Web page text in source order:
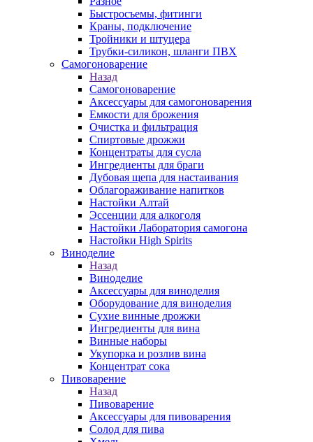
Быстросъемы, фитинги
Краны, подключение
Тройники и штуцера
Трубки-силикон, шланги ПВХ
Самогоноварение
Назад
Самогоноварение
Аксессуары для самогоноварения
Емкости для брожения
Очистка и фильтрация
Спиртовые дрожжи
Концентраты для сусла
Ингредиенты для браги
Дубовая щепа для настаивания
Облагораживание напитков
Настойки Алтай
Эссенции для алкоголя
Настойки Лаборатория самогона
Настойки High Spirits
Виноделие
Назад
Виноделие
Аксессуары для виноделия
Оборудование для виноделия
Сухие винные дрожжи
Ингредиенты для вина
Винные наборы
Укупорка и розлив вина
Концентрат сока
Пивоварение
Назад
Пивоварение
Аксессуары для пивоварения
Солод для пива